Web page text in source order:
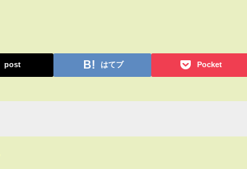
post はてブ Pocket